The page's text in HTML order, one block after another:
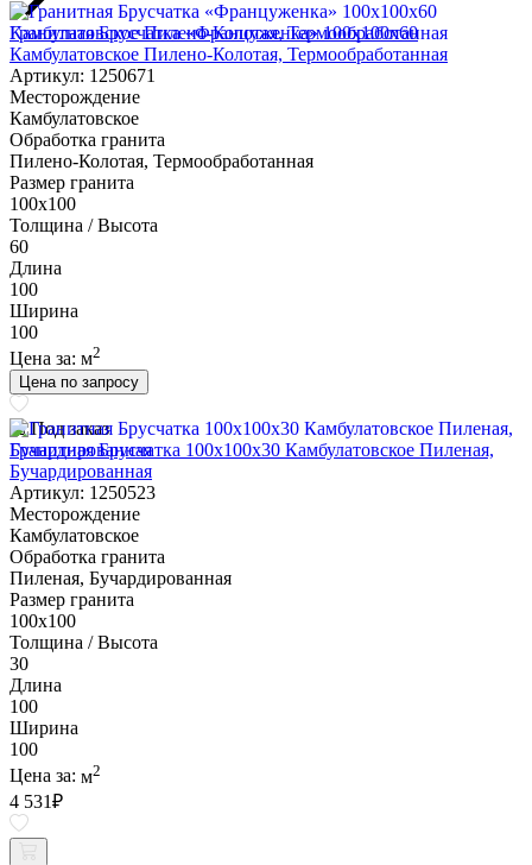
Гранитная Брусчатка «Француженка» 100х100x60
Камбулатовское Пилено-Колотая, Термообработанная
Артикул: 1250671
Месторождение
Камбулатовское
Обработка гранита
Пилено-Колотая, Термообработанная
Размер гранита
100х100
Толщина / Высота
60
Длина
100
Ширина
100
Цена за: м2
Цена по запросу
Под заказ
Гранитная Брусчатка 100х100x30 Камбулатовское Пиленая,
Бучардированная
Артикул: 1250523
Месторождение
Камбулатовское
Обработка гранита
Пиленая, Бучардированная
Размер гранита
100х100
Толщина / Высота
30
Длина
100
Ширина
100
Цена за: м2
4 531₽